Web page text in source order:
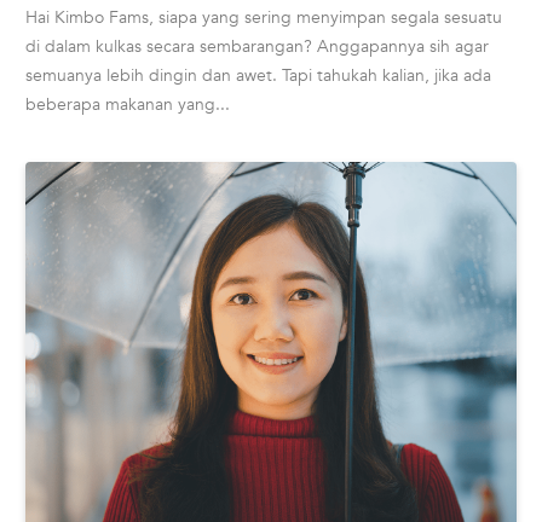
Hai Kimbo Fams, siapa yang sering menyimpan segala sesuatu
di dalam kulkas secara sembarangan? Anggapannya sih agar
semuanya lebih dingin dan awet. Tapi tahukah kalian, jika ada
beberapa makanan yang...